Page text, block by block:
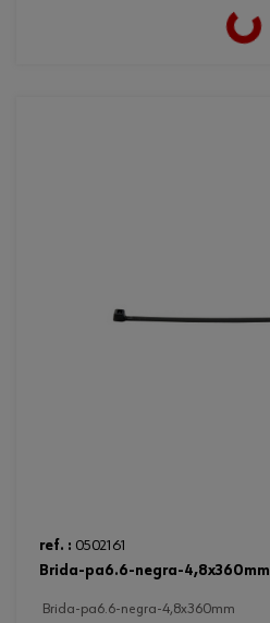
Loading...
ref. : 0502161
brida-pa6.6-negra-4,8x360mm
brida-pa6.6-negra-4,8x360mm